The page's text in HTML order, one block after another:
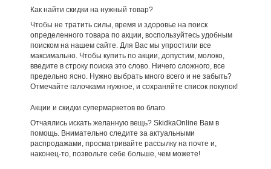
Как найти скидки на нужный товар?
Чтобы не тратить силы, время и здоровье на поиск
определенного товара по акции, воспользуйтесь удобным
поиском на нашем сайте. Для Вас мы упростили все
максимально. Чтобы купить по акции, допустим, молоко,
введите в строку поиска это слово. Ничего сложного, все
предельно ясно. Нужно выбрать много всего и не забыть?
Отмечайте галочками нужное, и сохраняйте список покупок!
Акции и скидки супермаркетов во благо
Отчаялись искать желанную вещь? SkidkaOnline Вам в
помощь. Внимательно следите за актуальными
распродажами, просматривайте рассылку на почте и,
наконец-то, позвольте себе больше, чем можете!